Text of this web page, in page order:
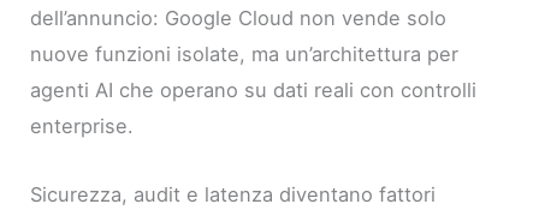
dell’annuncio: Google Cloud non vende solo
nuove funzioni isolate, ma un’architettura per
agenti AI che operano su dati reali con controlli
enterprise.
Sicurezza, audit e latenza diventano fattori